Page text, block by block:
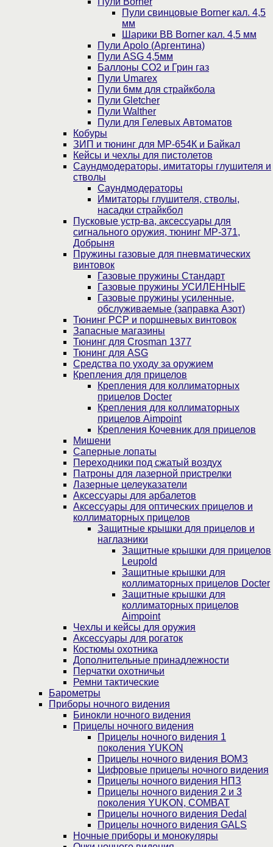
Пули свинцовые Borner кал. 4,5
мм
Шарики BB Borner кал. 4,5 мм
Пули Apolo (Аргентина)
Пули ASG 4,5мм
Баллоны CO2 и Грин газ
Пули Umarex
Пули 6мм для страйкбола
Пули Gletcher
Пули Walther
Пули для Гелевых Автоматов
Кобуры
ЗИП и тюнинг для МР-654К и Байкал
Кейсы и чехлы для пистолетов
Саундмодераторы, имитаторы глушителя и
стволы
Саундмодераторы
Имитаторы глушителя, стволы,
насадки страйкбол
Пусковые устр-ва, аксессуары для
сигнального оружия, тюнинг МР-371,
Добрыня
Пружины газовые для пневматических
винтовок
Газовые пружины Стандарт
Газовые пружины УСИЛЕННЫЕ
Газовые пружины усиленные,
обслуживаемые (заправка Азот)
Тюнинг PCP и поршневых винтовок
Запасные магазины
Тюнинг для Crosman 1377
Тюнинг для ASG
Средства по уходу за оружием
Крепления для прицелов
Крепления для коллиматорных
прицелов Docter
Крепления для коллиматорных
прицелов Aimpoint
Крепления Кочевник для прицелов
Мишени
Саперные лопаты
Переходники под сжатый воздух
Патроны для лазерной пристрелки
Лазерные целеуказатели
Аксессуары для арбалетов
Аксессуары для оптических прицелов и
коллиматорных прицелов
Защитные крышки для прицелов и
наглазники
Защитные крышки для прицелов
Leupold
Защитные крышки для
коллиматорных прицелов Docter
Защитные крышки для
коллиматорных прицелов
Aimpoint
Чехлы и кейсы для оружия
Аксессуары для рогаток
Костюмы охотника
Дополнительные принадлежности
Перчатки охотничьи
Ремни тактические
Барометры
Приборы ночного видения
Бинокли ночного видения
Прицелы ночного видения
Прицелы ночного видения 1
поколения YUKON
Прицелы ночного видения ВОМЗ
Цифровые прицелы ночного видения
Прицелы ночного видения НПЗ
Прицелы ночного видения 2 и 3
поколения YUKON, COMBAT
Прицелы ночного видения Dedal
Прицелы ночного видения GALS
Ночные приборы и монокуляры